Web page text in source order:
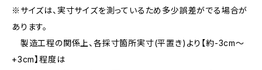
※サイズは、実寸サイズを測っているため多少誤差がでる場合が
あります。
製造工程の関係上、各採寸箇所実寸(平置き)より【約-3cm〜
+3cm】程度は